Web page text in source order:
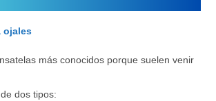
ojales
más conocidos porque suelen venir
dos tipos: